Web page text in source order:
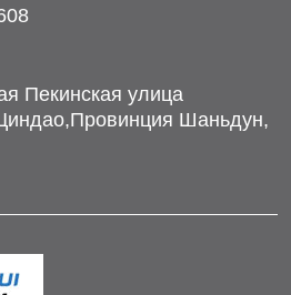
Пекинская улица
Шаньдун,